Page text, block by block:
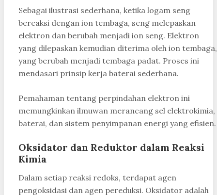
Sebagai ilustrasi sederhana, ketika logam seng
bereaksi dengan ion tembaga, seng melepaskan
elektron dan berubah menjadi ion seng. Elektron
yang dilepaskan kemudian diterima oleh ion tembaga,
yang berubah menjadi tembaga padat. Proses ini
mendasari prinsip kerja baterai sederhana.
Pemahaman tentang perpindahan elektron ini
memungkinkan ilmuwan merancang sel elektrokimia,
baterai, dan sistem penyimpanan energi yang efisien.
Oksidator dan Reduktor dalam Reaksi
Kimia
Dalam setiap reaksi redoks, terdapat agen
pengoksidasi dan agen pereduksi. Oksidator adalah